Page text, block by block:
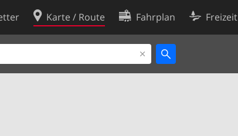
Karte / Route Fahrplan Freizeit
Cookie-Richtlinie
Cookie-Einstellungen